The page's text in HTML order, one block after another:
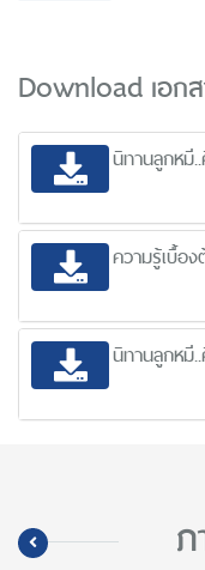
Download เอก
นิทานลูกหมี
ความรู้เบื้อ
นิทานลูกหมี